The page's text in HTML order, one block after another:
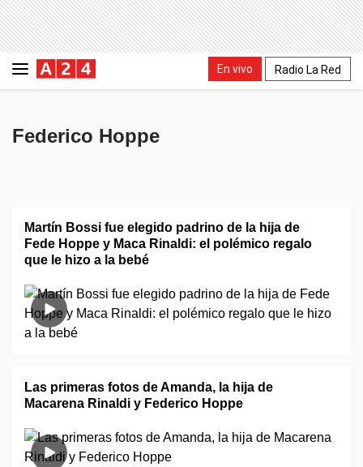
En vivo Radio La Red
Federico Hoppe
Martín Bossi fue elegido padrino de la hija de
Fede Hoppe y Maca Rinaldi: el polémico regalo
que le hizo a la bebé
Las primeras fotos de Amanda, la hija de
Macarena Rinaldi y Federico Hoppe